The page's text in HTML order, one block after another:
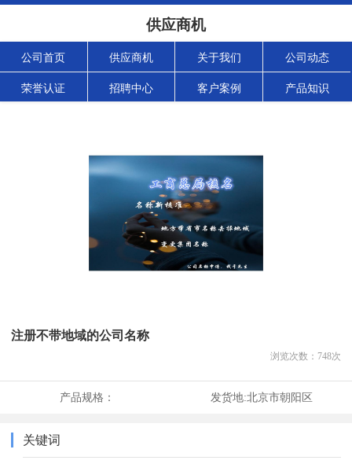
供应商机
公司首页 供应商机 关于我们 公司动态
荣誉认证 招聘中心 客户案例 产品知识
注册不带地域的公司名称
浏览次数： 748次
产品规格： 发货地:北京市朝阳区
关键词